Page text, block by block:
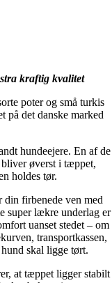
kraftig kvalitet
poter og små turkis
på det danske marked
hundeejere. En af de
øverst i tæppet,
holdes tør.
firbenede ven med
super lækre underlag er
uanset stedet – om
transportkassen,
skal ligge tørt.
at tæppet ligger stabilt